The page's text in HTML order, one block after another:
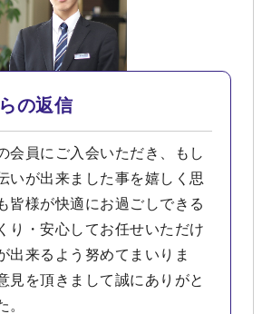
の返信
会員にご入会いただき、もし
いが出来ました事を嬉しく思
皆様が快適にお過ごしできる
り・安心してお任せいただけ
出来るよう努めてまいりま
見を頂きまして誠にありがと
。